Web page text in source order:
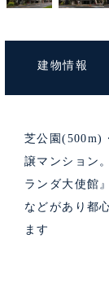
建物情報
芝公園(500m)
譲マンション
ランダ大使館
などがあり都
ます